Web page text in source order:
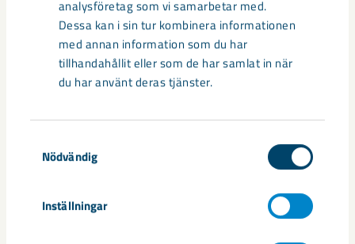
analysföretag som vi samarbetar med.
Dessa kan i sin tur kombinera informationen
med annan information som du har
tillhandahållit eller som de har samlat in när
du har använt deras tjänster.
Nödvändig
Inställningar
Pressrelease 23 april 2026
Årsstämma i LKAB 2026